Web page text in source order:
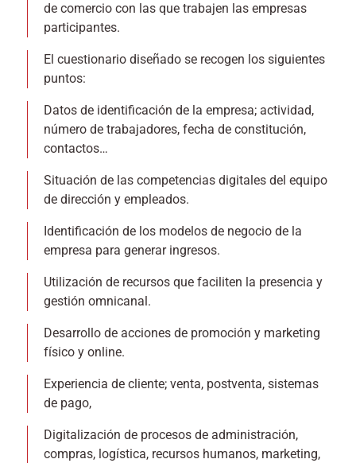
de comercio con las que trabajen las empresas
participantes.
El cuestionario diseñado se recogen los siguientes
puntos:
Datos de identificación de la empresa; actividad,
número de trabajadores, fecha de constitución,
contactos…
Situación de las competencias digitales del equipo
de dirección y empleados.
Identificación de los modelos de negocio de la
empresa para generar ingresos.
Utilización de recursos que faciliten la presencia y
gestión omnicanal.
Desarrollo de acciones de promoción y marketing
físico y online.
Experiencia de cliente; venta, postventa, sistemas
de pago,
Digitalización de procesos de administración,
compras, logística, recursos humanos, marketing,